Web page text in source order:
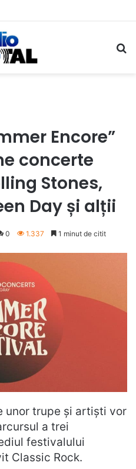
Encore”
concerte
Stones,
Day și alții
0 1.337 1 minut de citit
unor trupe și artiști vor
a trei
festivalului
Classic Rock.